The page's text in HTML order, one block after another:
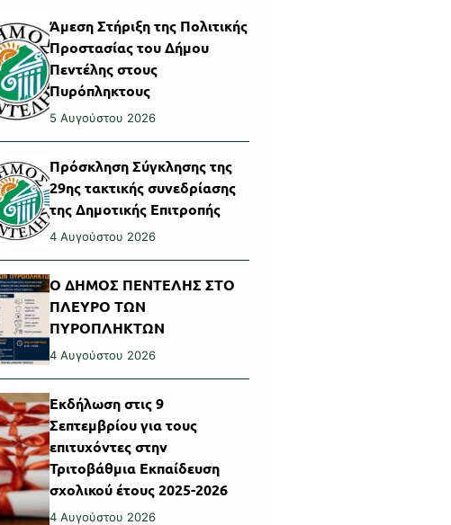
Άμεση Στήριξη της Πολιτικής
Προστασίας του Δήμου
Πεντέλης στους
Πυρόπληκτους
5 Αυγούστου 2026
Πρόσκληση Σύγκλησης της
29ης τακτικής συνεδρίασης
της Δημοτικής Επιτροπής
4 Αυγούστου 2026
Ο ΔΗΜΟΣ ΠΕΝΤΕΛΗΣ ΣΤΟ
ΠΛΕΥΡΟ ΤΩΝ
ΠΥΡΟΠΛΗΚΤΩΝ
4 Αυγούστου 2026
Εκδήλωση στις 9
Σεπτεμβρίου για τους
επιτυχόντες στην
Τριτοβάθμια Εκπαίδευση
σχολικού έτους 2025-2026
4 Αυγούστου 2026